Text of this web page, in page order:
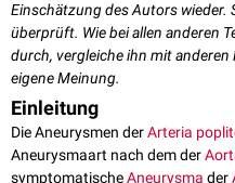
Einschätzung des Autors wieder.
überprüft. Wie bei allen anderen
durch, vergleiche ihn mit
eigene Meinung.
Einleitung
Die Aneurysmen derArteria
Aneurysmaart nach dem der
symptomatischeAneurysma der